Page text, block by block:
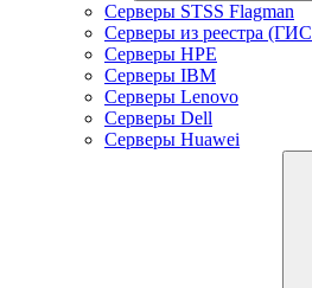
Серверы STSS Flagman
Серверы из реестра
Серверы HPE
Серверы IBM
Серверы Lenovo
Серверы Dell
Серверы Huawei